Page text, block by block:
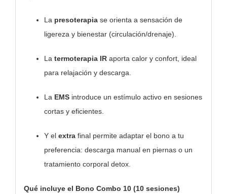
La presoterapiase orienta a sensación de
ligereza y bienestar (circulación/drenaje).
La termoterapia IRaporta calor y confort, ideal
para relajación y descarga.
La EMSintroduce un estímulo activo en sesiones
cortas y eficientes.
Y el extrafinal permite adaptar el bono a tu
preferencia: descarga manual en piernas o un
tratamiento corporal detox.
Qué incluye el Bono Combo 10 (10 sesiones)